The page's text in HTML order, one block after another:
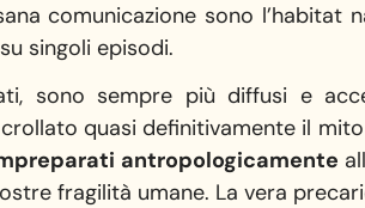
comunicazione sono
singoli episodi.
sono sempre più diffusi e
crollato quasi definitivamente il
antropologicamente
fragilità umane. La vera